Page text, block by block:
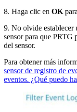
8. Haga clic en OK
9. No olvide establecer
sensor para que PRTG
del sensor.
Para obtener más
sensor de registro de
eventos. ¿Qué puedo